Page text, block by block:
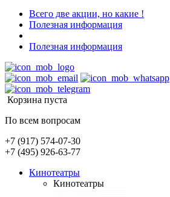
Всего две акции, но какие !
Полезная информация
Полезная информация
Корзина пуста
По всем вопросам
+7 (917) 574-07-30
+7 (495) 926-63-77
Кинотеатры
Кинотеатры